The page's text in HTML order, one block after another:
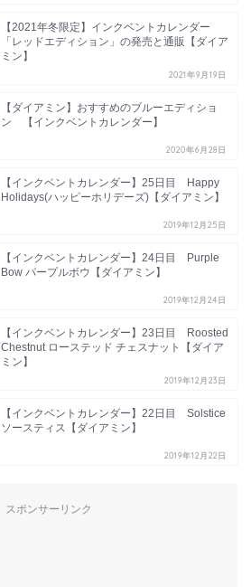
【2021年冬限定】インクベントカレンダー
「レッドエディション」の発売と通販【ダイア
ミン】
2021年9月19日
【ダイアミン】おすすめのブルーエディショ
ン 【インクベントカレンダー】
2020年6月28日
【インクベントカレンダー】25日目 Happy
Holidays(ハッピーホリデーズ)【ダイアミン】
2019年12月25日
【インクベントカレンダー】24日目 Purple
Bow パープルボウ【ダイアミン】
2019年12月24日
【インクベントカレンダー】23日目 Roosted
Chestnut ローステッド チェスナット【ダイア
ミン】
2019年12月23日
【インクベントカレンダー】22日目 Solstice
ソースティス【ダイアミン】
2019年12月22日
スポンサーリンク